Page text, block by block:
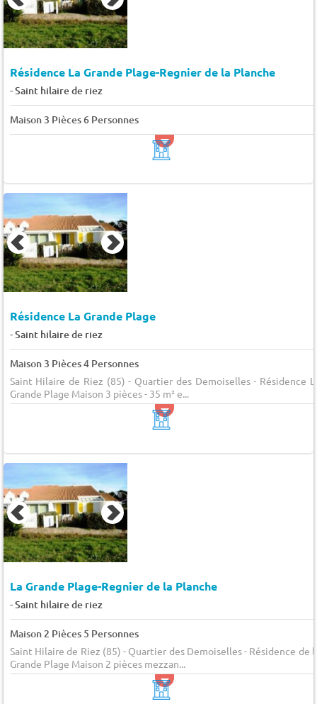
Résidence La Grande Plage-Regnier de la Planche
-Saint hilaire de riez
Maison 3 Pièces 6 Personnes
Résidence La Grande Plage
-Saint hilaire de riez
Maison 3 Pièces 4 Personnes
Saint Hilaire de Riez (85) - Quartier des Demoiselles - Résidence
Grande Plage Maison 3 pièces - 35 m² e...
La Grande Plage-Regnier de la Planche
-Saint hilaire de riez
Maison 2 Pièces 5 Personnes
Saint Hilaire de Riez (85) - Quartier des Demoiselles - Résidence de
Grande Plage Maison 2 pièces mezzan...